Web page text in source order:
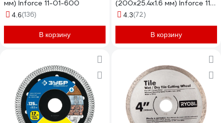
мм) Inforce 11-01-600
4.6(136)
В корзину
(200х25.4х1.6 мм) Inforce 11-
01-511
4.3(72)
В корзину